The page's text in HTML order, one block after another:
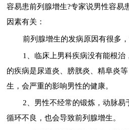
容易患前列腺增生?专家说男性容易
因素有关：
前列腺增生的发病原因有很多，
1、临床上男科疾病没有能根
的疾病是尿道炎、膀胱炎、精阜炎
生，会严重的影响男性的健康。
2、男性不经常的锻炼，动脉易
循环不良，也会导致前列腺增生。